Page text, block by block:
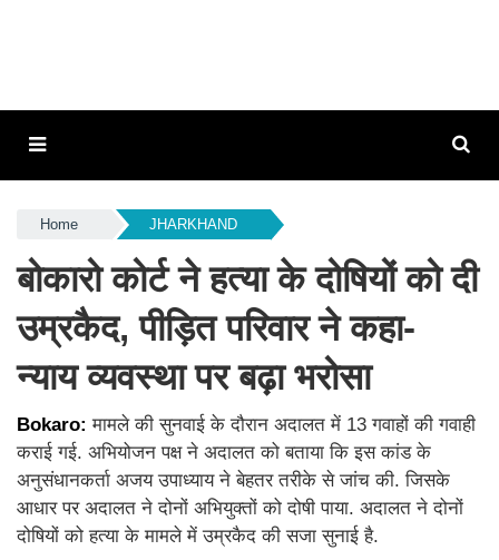
Home JHARKHAND
बोकारो कोर्ट ने हत्या के दोषियों को दी
उम्रकैद, पीड़ित परिवार ने कहा-
न्याय व्यवस्था पर बढ़ा भरोसा
Bokaro:मामले की सुनवाई के दौरान अदालत में 13 गवाहों की गवाही
कराई गई. अभियोजन पक्ष ने अदालत को बताया कि इस कांड के
अनुसंधानकर्ता अजय उपाध्याय ने बेहतर तरीके से जांच की. जिसके
आधार पर अदालत ने दोनों अभियुक्तों को दोषी पाया. अदालत ने दोनों
दोषियों को हत्या के मामले में उम्रकैद की सजा सुनाई है.